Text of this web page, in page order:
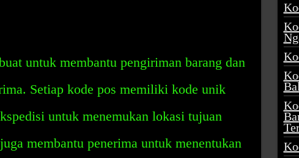
untuk membantu pengiriman barang dan
Setiap kode pos memiliki kode unik
untuk menemukan lokasi tujuan
membantu penerima untuk menentukan